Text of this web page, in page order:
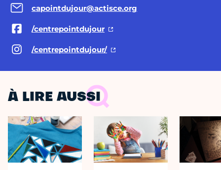
capointdujour@actisce.org
/centrepointdujour
/centrepointdujour/
À LIRE AUSSI